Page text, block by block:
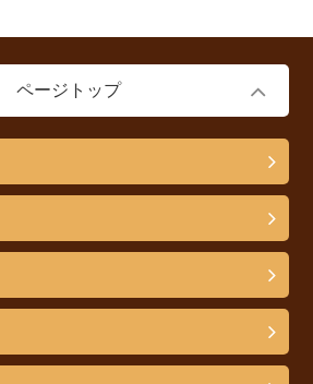
ページトップ